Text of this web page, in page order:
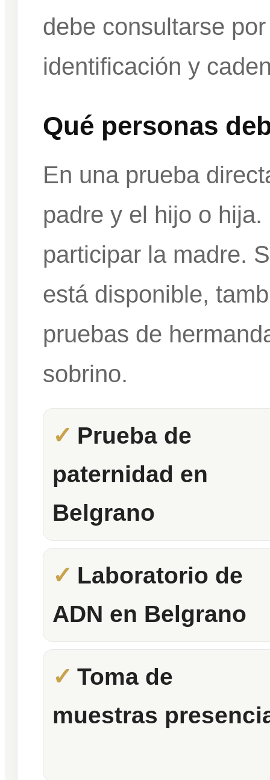
debe consultarse
identificación y
Qué personas
En una prueba
padre y el hijo o
participar la madre.
está disponible,
pruebas de
sobrino.
Prueba de
paternidad en
Belgrano
Laboratorio de
ADN en Belgrano
Toma de
muestras